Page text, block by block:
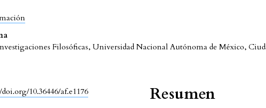
Filosóficas, Universidad Nacional Autónoma de México,
10.36446/af.e1176 Resumen